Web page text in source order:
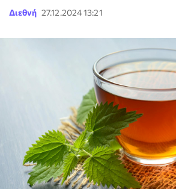
Διεθνή 27.12.2024 13:21